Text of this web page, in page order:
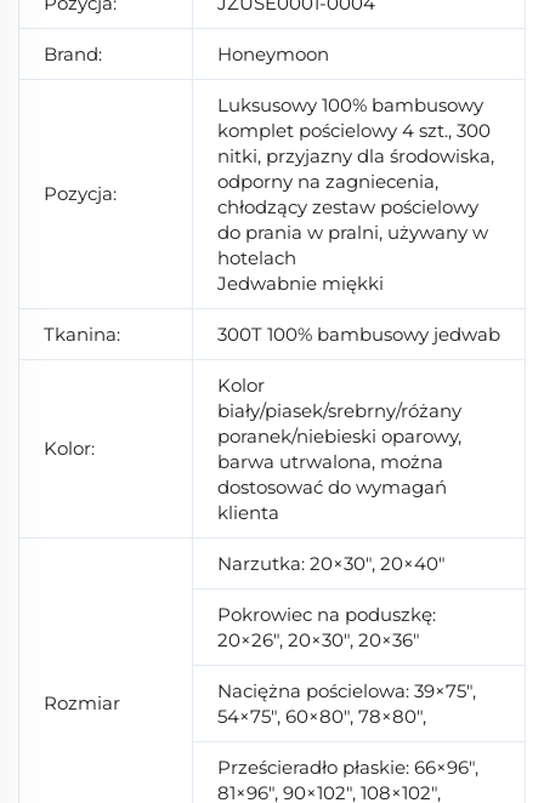
Brand: Honeymoon
Pozycja:
Luksusowy 100% bambusowy
komplet pościelowy 4 szt., 300
nitki, przyjazny dla środowiska,
odporny na zagniecenia,
chłodzący zestaw pościelowy
do prania w pralni, używany w
hotelach
Jedwabnie miękki
Tkanina: 300T 100% bambusowy jedwab
Kolor:
Kolor
biały/piasek/srebrny/różany
poranek/niebieski oparowy,
barwa utrwalona, można
dostosować do wymagań
klienta
Rozmiar
Narzutka: 20×30", 20×40"
Pokrowiec na poduszkę:
20×26", 20×30", 20×36"
Naciężna pościelowa: 39×75",
54×75", 60×80", 78×80",
Prześcieradło płaskie: 66×96",
81×96", 90×102", 108×102",